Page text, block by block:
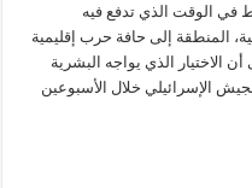
في الوقت الذي تدفع فيه
المنطقة إلى حافة حرب إقليمية
الاختيار الذي يواجه البشرية
الإسرائيلي خلال الأسبوعين